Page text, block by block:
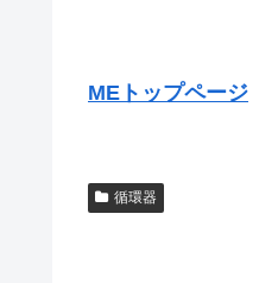
MEトップページ
循環器